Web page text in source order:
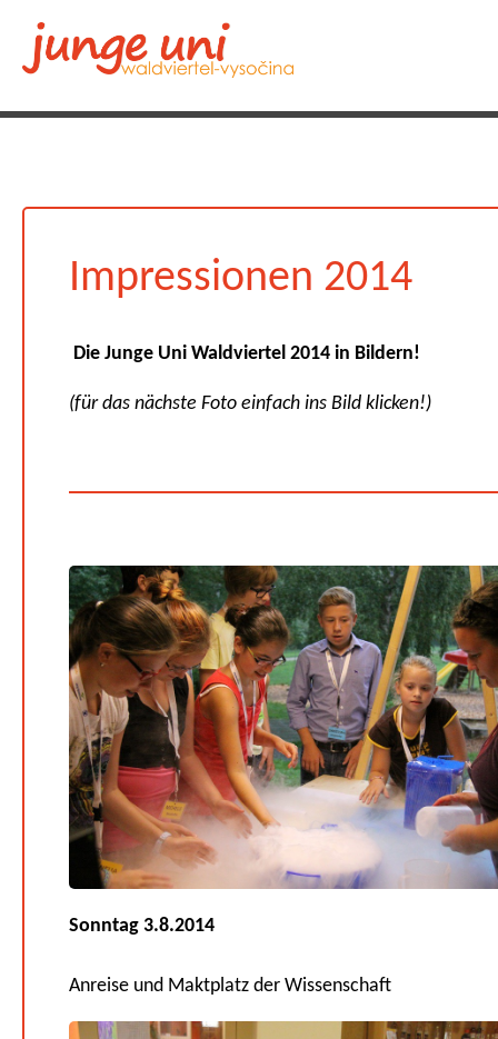
Impressionen 2014
Die Junge Uni Waldviertel 2014 in Bildern!
(für das nächste Foto einfach ins Bild klicken!)
Sonntag 3.8.2014
Anreise und Maktplatz der Wissenschaft